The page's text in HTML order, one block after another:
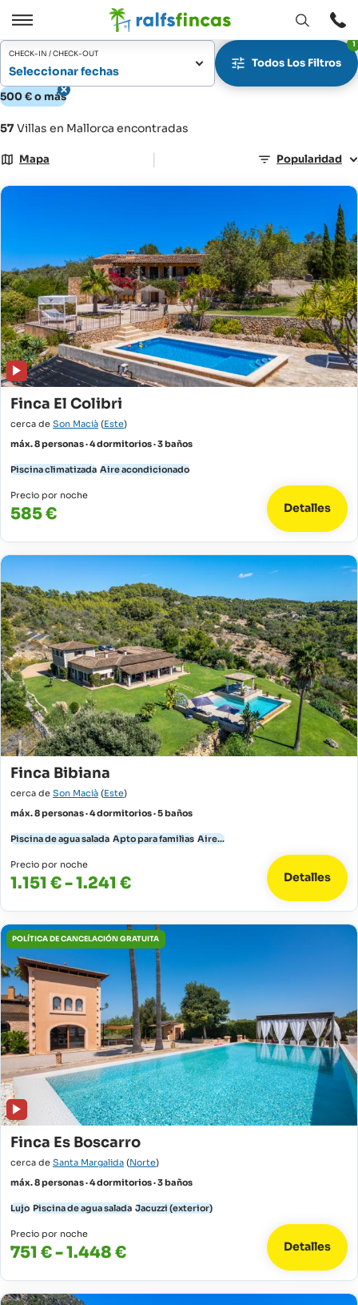
Abrir
/
Cerrar
Abrir
ventana
CHECK-IN / CHECK-OUT
Seleccionar fechas
Todos Los Filtros
1
500 € o más
57Villas en Mallorca encontradas
Mapa | Popularidad
Finca El Colibri
cerca de Son Macià (Este)
máx. 8 personas · 4 dormitorios · 3 baños
Piscina climatizada Aire acondicionado
Precio por noche
585 € Detalles
Finca Bibiana
cerca de Son Macià (Este)
máx. 8 personas · 4 dormitorios · 5 baños
Piscina de agua salada Apto para familias Aire...
Precio por noche
1.151 € - 1.241 € Detalles
POLÍTICA DE CANCELACIÓN GRATUITA
Finca Es Boscarro
cerca de Santa Margalida (Norte)
máx. 8 personas · 4 dormitorios · 3 baños
Lujo Piscina de agua salada Jacuzzi (exterior)
Precio por noche
751 € - 1.448 € Detalles